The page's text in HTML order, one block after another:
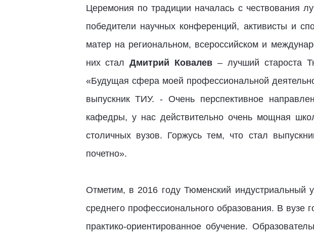
Церемония по традиции началась с чествования
победители научных конференций, активисты и
матер на региональном, всероссийском и
них сталДмитрий Ковалев – лучший староста
«Будущая сфера моей профессиональной
выпускник ТИУ. - Очень перспективное
кафедры, у нас действительно очень мощная
столичных вузов. Горжусь тем, что стал
почетно».
Отметим, в 2016 году Тюменский индустриальный
среднего профессионального образования. В вузе
практико-ориентированное обучение.